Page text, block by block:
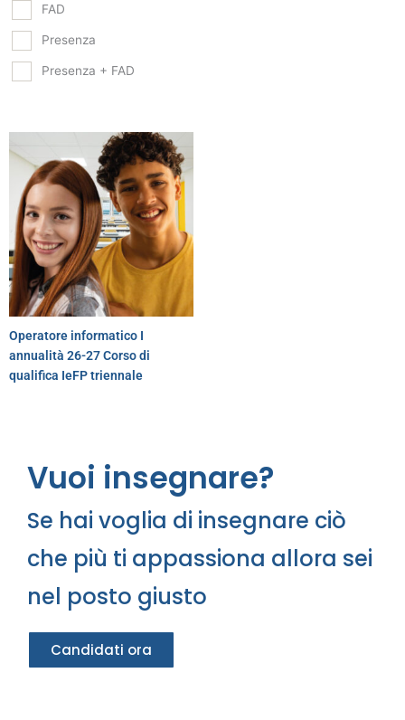
FAD
Presenza
Presenza + FAD
Operatore informatico I
annualità 26-27 Corso di
qualifica IeFP triennale
Vuoi insegnare?
Se hai voglia di insegnare ciò
che più ti appassiona allora sei
nel posto giusto
Candidati ora